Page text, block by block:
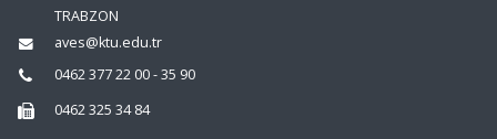
TRABZON
aves@ktu.edu.tr
0462 377 22 00 - 35 90
0462 325 34 84